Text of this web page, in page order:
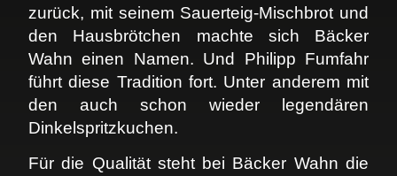
zurück, mit seinem Sauerteig-Mischbrot und
den Hausbrötchen machte sich Bäcker
Wahn einen Namen. Und Philipp Fumfahr
führt diese Tradition fort. Unter anderem mit
den auch schon wieder legendären
Dinkelspritzkuchen.
Für die Qualität steht bei Bäcker Wahn die